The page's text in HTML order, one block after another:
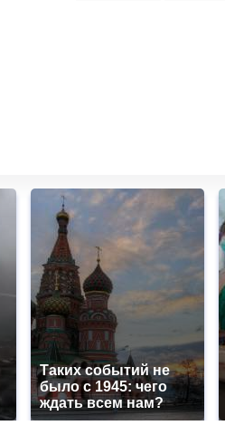
Таких событий не
было с 1945: чего
ждать всем нам?